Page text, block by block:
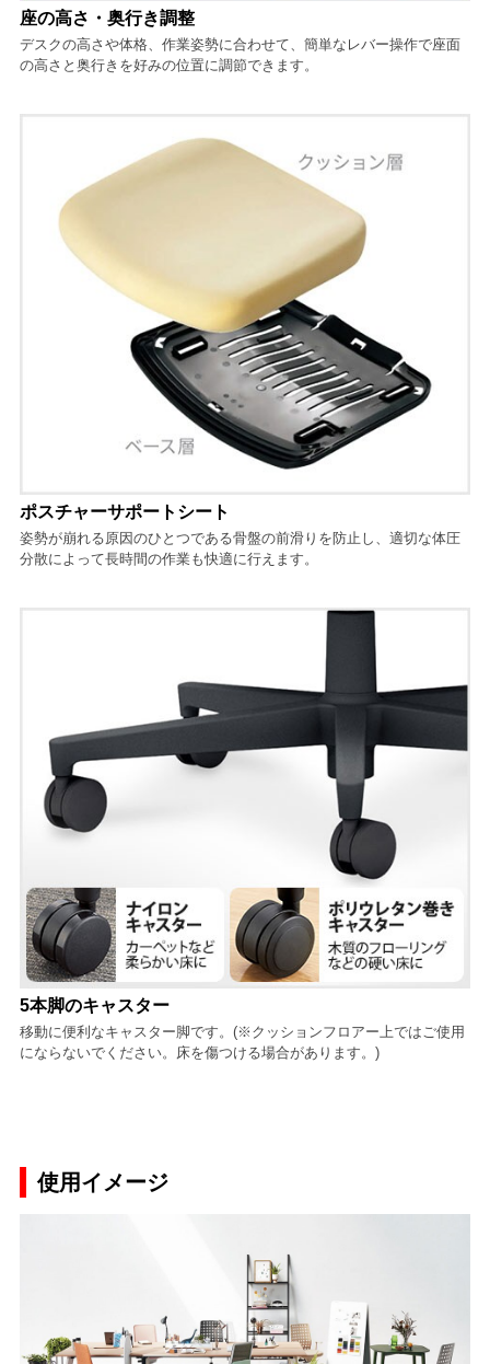
座の高さ・奥行き調整
デスクの高さや体格、作業姿勢に合わせて、簡単なレバー操作で座面
の高さと奥行きを好みの位置に調節できます。
ポスチャーサポートシート
姿勢が崩れる原因のひとつである骨盤の前滑りを防止し、適切な体圧
分散によって長時間の作業も快適に行えます。
5本脚のキャスター
移動に便利なキャスター脚です。(※クッションフロアー上ではご使用
にならないでください。床を傷つける場合があります。)
使用イメージ